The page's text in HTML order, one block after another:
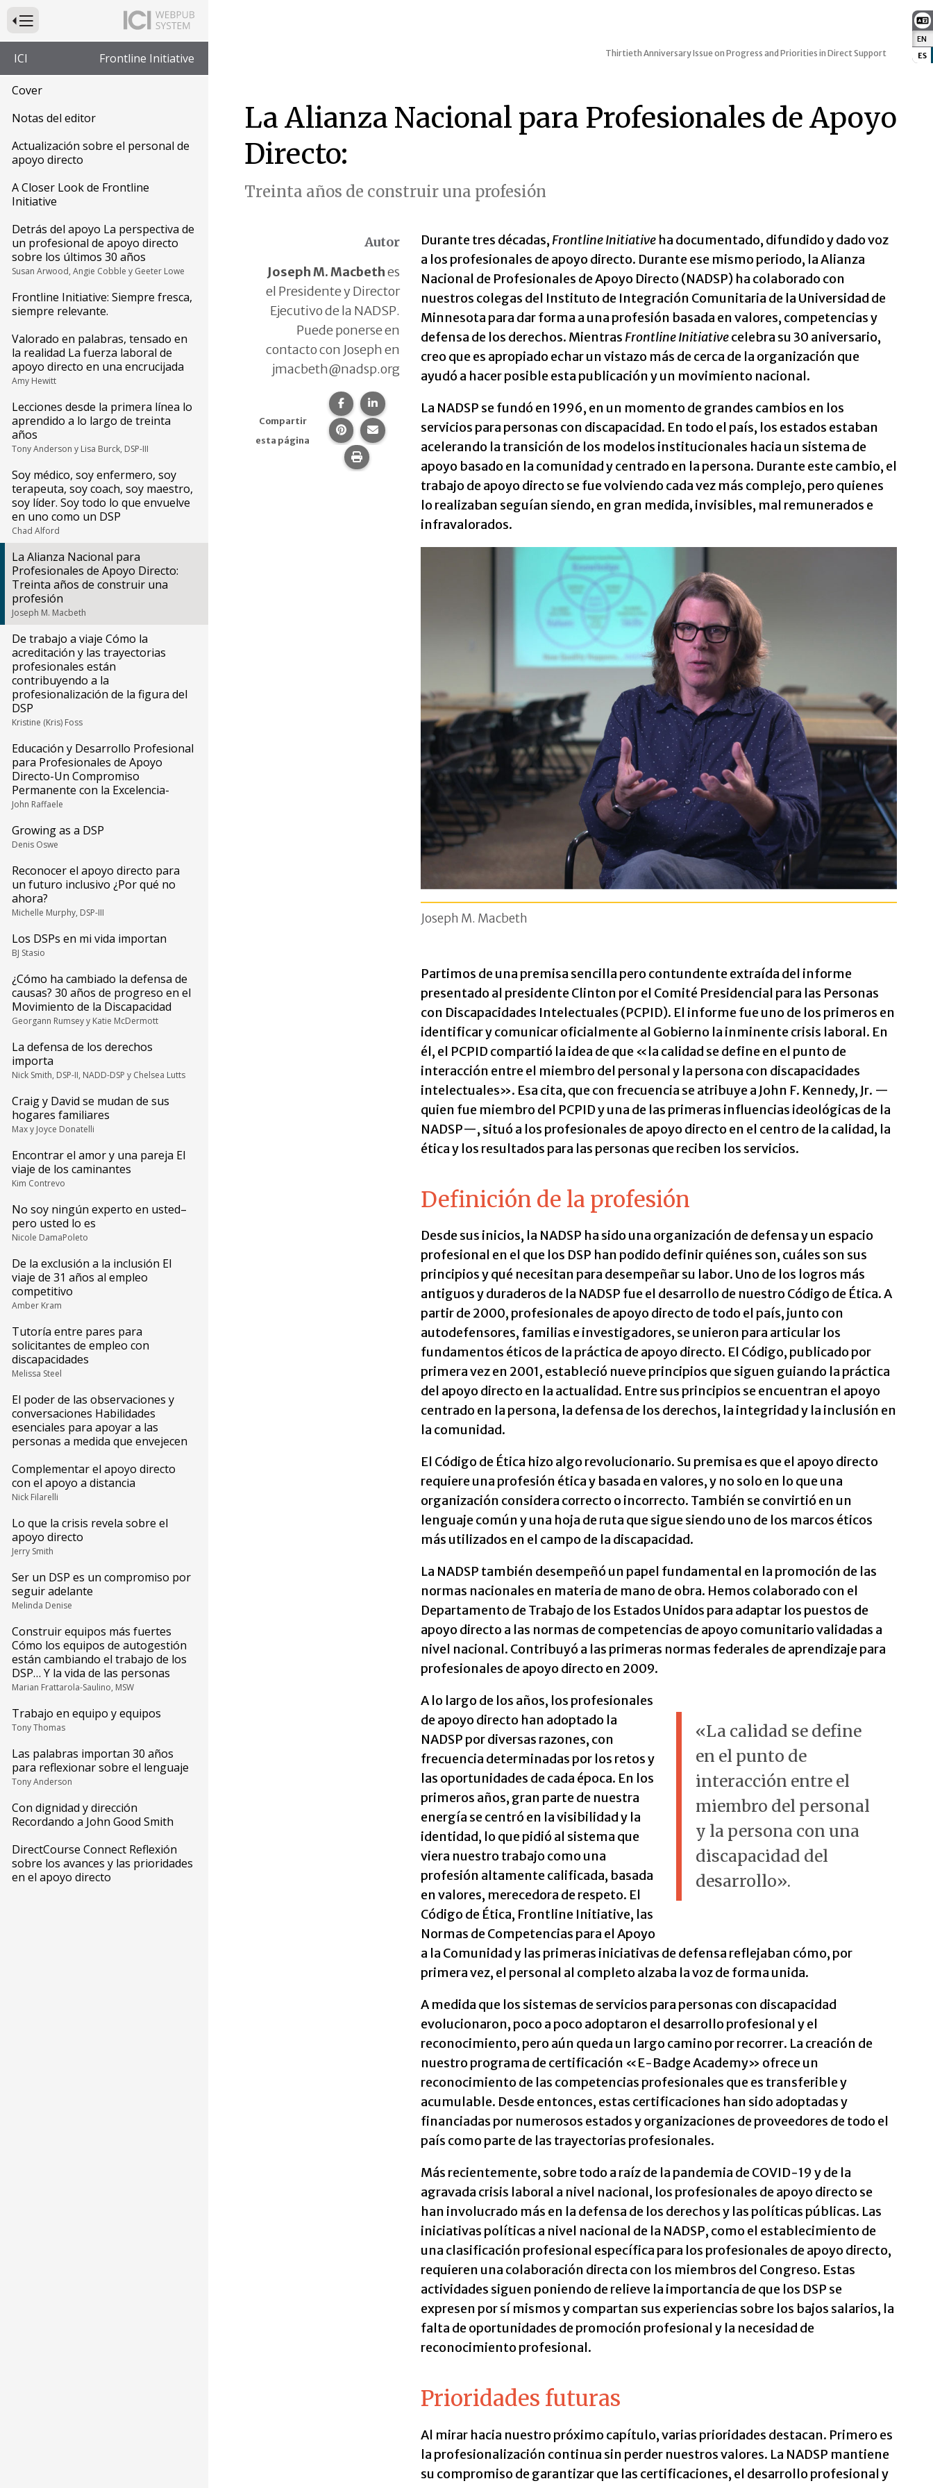
EN
ES
Presione para alternar la navegación principal del sitio web
ICI Frontline Initiative
Cover
Notas del editor
Actualización sobre el personal de
apoyo directo
A Closer Look de Frontline
Initiative
Detrás del apoyo La perspectiva de
un profesional de apoyo directo
sobre los últimos 30 años
Susan Arwood, Angie Cobble y Geeter Lowe
Frontline Initiative: Siempre fresca,
siempre relevante.
Valorado en palabras, tensado en
la realidad La fuerza laboral de
apoyo directo en una encrucijada
Amy Hewitt
Lecciones desde la primera línea lo
aprendido a lo largo de treinta
años
Tony Anderson y Lisa Burck, DSP-III
Soy médico, soy enfermero, soy
terapeuta, soy coach, soy maestro,
soy líder. Soy todo lo que envuelve
en uno como un DSP
Chad Alford
La Alianza Nacional para
Profesionales de Apoyo Directo:
Treinta años de construir una
profesión
Joseph M. Macbeth
De trabajo a viaje Cómo la
acreditación y las trayectorias
profesionales están
contribuyendo a la
profesionalización de la figura del
DSP
Kristine (Kris) Foss
Educación y Desarrollo Profesional
para Profesionales de Apoyo
Directo-Un Compromiso
Permanente con la Excelencia-
John Raffaele
Growing as a DSP
Denis Oswe
Reconocer el apoyo directo para
un futuro inclusivo ¿Por qué no
ahora?
Michelle Murphy, DSP-III
Los DSPs en mi vida importan
BJ Stasio
¿Cómo ha cambiado la defensa de
causas? 30 años de progreso en el
Movimiento de la Discapacidad
Georgann Rumsey y Katie McDermott
La defensa de los derechos
importa
Nick Smith, DSP-II, NADD-DSP y Chelsea Lutts
Craig y David se mudan de sus
hogares familiares
Max y Joyce Donatelli
Encontrar el amor y una pareja El
viaje de los caminantes
Kim Contrevo
No soy ningún experto en usted–
pero usted lo es
Nicole DamaPoleto
De la exclusión a la inclusión El
viaje de 31 años al empleo
competitivo
Amber Kram
Tutoría entre pares para
solicitantes de empleo con
discapacidades
Melissa Steel
El poder de las observaciones y
conversaciones Habilidades
esenciales para apoyar a las
personas a medida que envejecen
Complementar el apoyo directo
con el apoyo a distancia
Nick Filarelli
Lo que la crisis revela sobre el
apoyo directo
Jerry Smith
Ser un DSP es un compromiso por
seguir adelante
Melinda Denise
Construir equipos más fuertes
Cómo los equipos de autogestión
están cambiando el trabajo de los
DSP… Y la vida de las personas
Marian Frattarola-Saulino, MSW
Trabajo en equipo y equipos
Tony Thomas
Las palabras importan 30 años
para reflexionar sobre el lenguaje
Tony Anderson
Con dignidad y dirección
Recordando a John Good Smith
DirectCourse Connect Reflexión
sobre los avances y las prioridades
en el apoyo directo
Thirtieth Anniversary Issue on Progress and Priorities in Direct Support
La Alianza Nacional para Profesionales de Apoyo
Directo:
Treinta años de construir una profesión
Autor
Joseph M. Macbethes
el Presidente y Director
Ejecutivo de la NADSP.
Puede ponerse en
contacto con Joseph en
jmacbeth@nadsp.org
Compartir
esta página
Compartir esta página en Facebook.
Compartir esta página en LinkedIn.
Compartir esta página en Pinterest.
Comparte esta página por correo electrónico.
Imprime esta página.
Durante tres décadas, Frontline Initiativeha documentado, difundido y dado voz
a los profesionales de apoyo directo. Durante ese mismo periodo, la Alianza
Nacional de Profesionales de Apoyo Directo (NADSP) ha colaborado con
nuestros colegas del Instituto de Integración Comunitaria de la Universidad de
Minnesota para dar forma a una profesión basada en valores, competencias y
defensa de los derechos. Mientras Frontline Initiativecelebra su 30 aniversario,
creo que es apropiado echar un vistazo más de cerca de la organización que
ayudó a hacer posible esta publicación y un movimiento nacional.
La NADSP se fundó en 1996, en un momento de grandes cambios en los
servicios para personas con discapacidad. En todo el país, los estados estaban
acelerando la transición de los modelos institucionales hacia un sistema de
apoyo basado en la comunidad y centrado en la persona. Durante este cambio, el
trabajo de apoyo directo se fue volviendo cada vez más complejo, pero quienes
lo realizaban seguían siendo, en gran medida, invisibles, mal remunerados e
infravalorados.
Joseph M. Macbeth
Partimos de una premisa sencilla pero contundente extraída del informe
presentado al presidente Clinton por el Comité Presidencial para las Personas
con Discapacidades Intelectuales (PCPID). El informe fue uno de los primeros en
identificar y comunicar oficialmente al Gobierno la inminente crisis laboral. En
él, el PCPID compartió la idea de que «la calidad se define en el punto de
interacción entre el miembro del personal y la persona con discapacidades
intelectuales». Esa cita, que con frecuencia se atribuye a John F. Kennedy, Jr. —
quien fue miembro del PCPID y una de las primeras influencias ideológicas de la
NADSP—, situó a los profesionales de apoyo directo en el centro de la calidad, la
ética y los resultados para las personas que reciben los servicios.
Definición de la profesión
Desde sus inicios, la NADSP ha sido una organización de defensa y un espacio
profesional en el que los DSP han podido definir quiénes son, cuáles son sus
principios y qué necesitan para desempeñar su labor. Uno de los logros más
antiguos y duraderos de la NADSP fue el desarrollo de nuestro Código de Ética. A
partir de 2000, profesionales de apoyo directo de todo el país, junto con
autodefensores, familias e investigadores, se unieron para articular los
fundamentos éticos de la práctica de apoyo directo. El Código, publicado por
primera vez en 2001, estableció nueve principios que siguen guiando la práctica
del apoyo directo en la actualidad. Entre sus principios se encuentran el apoyo
centrado en la persona, la defensa de los derechos, la integridad y la inclusión en
la comunidad.
El Código de Ética hizo algo revolucionario. Su premisa es que el apoyo directo
requiere una profesión ética y basada en valores, y no solo en lo que una
organización considera correcto o incorrecto. También se convirtió en un
lenguaje común y una hoja de ruta que sigue siendo uno de los marcos éticos
más utilizados en el campo de la discapacidad.
La NADSP también desempeñó un papel fundamental en la promoción de las
normas nacionales en materia de mano de obra. Hemos colaborado con el
Departamento de Trabajo de los Estados Unidos para adaptar los puestos de
apoyo directo a las normas de competencias de apoyo comunitario validadas a
nivel nacional. Contribuyó a las primeras normas federales de aprendizaje para
profesionales de apoyo directo en 2009.
«La calidad se define
en el punto de
interacción entre el
miembro del personal
y la persona con una
discapacidad del
desarrollo».
A lo largo de los años, los profesionales
de apoyo directo han adoptado la
NADSP por diversas razones, con
frecuencia determinadas por los retos y
las oportunidades de cada época. En los
primeros años, gran parte de nuestra
energía se centró en la visibilidad y la
identidad, lo que pidió al sistema que
viera nuestro trabajo como una
profesión altamente calificada, basada
en valores, merecedora de respeto. El
Código de Ética, Frontline Initiative, las
Normas de Competencias para el Apoyo
a la Comunidad y las primeras iniciativas de defensa reflejaban cómo, por
primera vez, el personal al completo alzaba la voz de forma unida.
A medida que los sistemas de servicios para personas con discapacidad
evolucionaron, poco a poco adoptaron el desarrollo profesional y el
reconocimiento, pero aún queda un largo camino por recorrer. La creación de
nuestro programa de certificación «E-Badge Academy» ofrece un
reconocimiento de las competencias profesionales que es transferible y
acumulable. Desde entonces, estas certificaciones han sido adoptadas y
financiadas por numerosos estados y organizaciones de proveedores de todo el
país como parte de las trayectorias profesionales.
Más recientemente, sobre todo a raíz de la pandemia de COVID-19 y de la
agravada crisis laboral a nivel nacional, los profesionales de apoyo directo se
han involucrado más en la defensa de los derechos y las políticas públicas. Las
iniciativas políticas a nivel nacional de la NADSP, como el establecimiento de
una clasificación profesional específica para los profesionales de apoyo directo,
requieren una colaboración directa con los miembros del Congreso. Estas
actividades siguen poniendo de relieve la importancia de que los DSP se
expresen por sí mismos y compartan sus experiencias sobre los bajos salarios, la
falta de oportunidades de promoción profesional y la necesidad de
reconocimiento profesional.
Prioridades futuras
Al mirar hacia nuestro próximo capítulo, varias prioridades destacan. Primero es
la profesionalización continua sin perder nuestros valores. La NADSP mantiene
su compromiso de garantizar que las certificaciones, el desarrollo profesional y